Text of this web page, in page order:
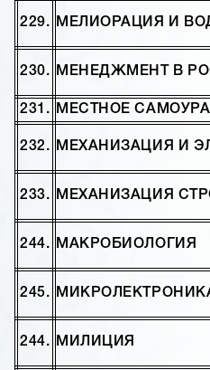
229. МЕЛИОРАЦИЯ И
230. МЕНЕДЖМЕНТ В
231. МЕСТНОЕ
232. МЕХАНИЗАЦИЯ И
233. МЕХАНИЗАЦИЯ
244. МАКРОБИОЛОГИЯ
245.
244. МИЛИЦИЯ